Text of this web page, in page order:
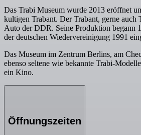
Das Trabi Museum wurde 2013 eröffnet
kultigen Trabant. Der Trabant, gerne auch
Auto der DDR. Seine Produktion begann
der deutschen Wiedervereinigung 1991
Das Museum im Zentrum Berlins, am
ebenso seltene wie bekannte Trabi-
ein Kino.
Öffnungszeiten